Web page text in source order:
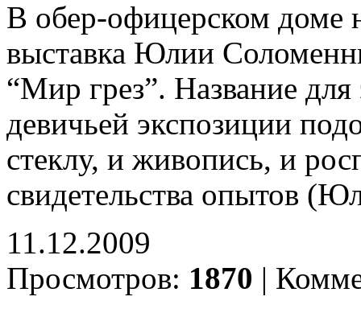
В обер-офицерском доме
выставка Юлии
“Мир грез”. Название
девичьей экспозиции
стеклу, и живопись, и
свидетельства опытов
11.12.2009
Просмотров: 1870 |